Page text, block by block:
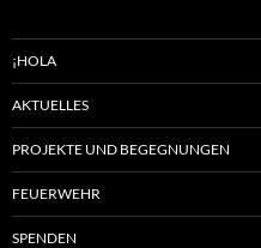
¡HOLA
AKTUELLES
PROJEKTE UND BEGEGNUNGEN
FEUERWEHR
SPENDEN